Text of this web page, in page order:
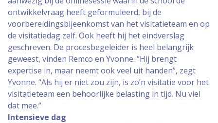
ontwikkelvraag heeft geformuleerd, bij de
voorbereidingsbijeenkomst van het visitatieteam en op
de visitatiedag zelf. Ook heeft hij het eindverslag
geschreven. De procesbegeleider is heel belangrijk
geweest, vinden Remco en Yvonne. “Hij brengt
expertise in, maar neemt ook veel uit handen”, zegt
Yvonne. “Als hij er niet zou zijn, is zo’n visitatie voor het
visitatieteam een behoorlijke belasting in tijd. Nu viel
dat mee.”
Intensieve dag